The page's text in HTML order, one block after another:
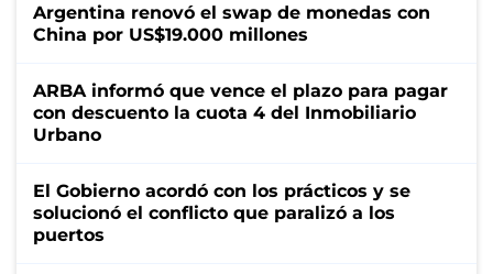
Argentina renovó el swap de monedas con
China por US$19.000 millones
ARBA informó que vence el plazo para pagar
con descuento la cuota 4 del Inmobiliario
Urbano
El Gobierno acordó con los prácticos y se
solucionó el conflicto que paralizó a los
puertos